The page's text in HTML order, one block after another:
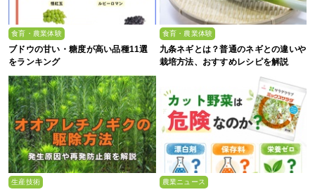
食育・農業体験
ブドウの甘い・糖度が高い品種11選
をランキング
食育・農業体験
九条ネギとは？普通のネギとの違いや
栽培方法、おすすめレシピを解説
生産技術 農業ニュース